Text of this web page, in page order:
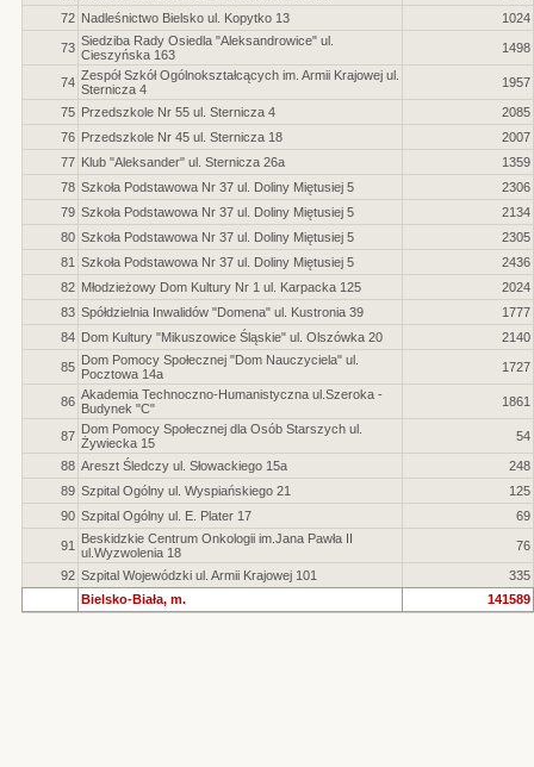
72 Nadleśnictwo Bielsko ul. Kopytko 13 1024
73 Siedziba Rady Osiedla "Aleksandrowice" ul.
Cieszyńska 163
1498
74 Zespół Szkół Ogólnokształcących im. Armii Krajowej ul.
Sternicza 4
1957
75 Przedszkole Nr 55 ul. Sternicza 4
2085
76 Przedszkole Nr 45 ul. Sternicza 18
2007
77 Klub "Aleksander" ul. Sternicza 26a
1359
78 Szkoła Podstawowa Nr 37 ul. Doliny Miętusiej 5
2306
79 Szkoła Podstawowa Nr 37 ul. Doliny Miętusiej 5
2134
80 Szkoła Podstawowa Nr 37 ul. Doliny Miętusiej 5
2305
81 Szkoła Podstawowa Nr 37 ul. Doliny Miętusiej 5
2436
82 Młodzieżowy Dom Kultury Nr 1 ul. Karpacka 125
2024
83 Spółdzielnia Inwalidów "Domena" ul. Kustronia 39
1777
84 Dom Kultury "Mikuszowice Śląskie" ul. Olszówka 20 2140
85 Dom Pomocy Społecznej "Dom Nauczyciela" ul.
Pocztowa 14a
1727
86 Akademia Technoczno-Humanistyczna ul.Szeroka -
Budynek "C"
1861
87 Dom Pomocy Społecznej dla Osób Starszych ul.
Żywiecka 15
54
88 Areszt Śledczy ul. Słowackiego 15a
248
89 Szpital Ogólny ul. Wyspiańskiego 21
125
90 Szpital Ogólny ul. E. Plater 17 69
91
Beskidzkie Centrum Onkologii im.Jana Pawła II
ul.Wyzwolenia 18
76
92 Szpital Wojewódzki ul. Armii Krajowej 101
335
Bielsko-Biała, m.
141589